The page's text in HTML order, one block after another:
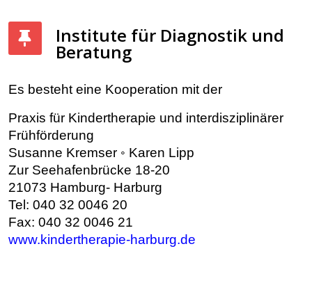
Institute für Diagnostik und
Beratung
Es besteht eine Kooperation mit der
Praxis für Kindertherapie und interdisziplinärer
Frühförderung
Susanne Kremser ◦ Karen Lipp
Zur Seehafenbrücke 18-20
21073 Hamburg- Harburg
Tel: 040 32 0046 20
Fax: 040 32 0046 21
www.kindertherapie-harburg.de